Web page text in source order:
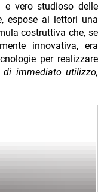
e vero studioso delle
espose ai lettori una
costruttiva che, se
innovativa, era
per realizzare
di immediato utilizzo,